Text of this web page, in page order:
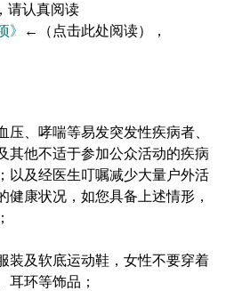
请认真阅读
》
←（点击此处阅读），
压、哮喘等易发突发性疾病者、
其他不适于参加公众活动的疾病
以及经医生叮嘱减少大量户外活
健康状况，如您具备上述情形，
装及软底运动鞋，女性不要穿着
耳环等饰品；